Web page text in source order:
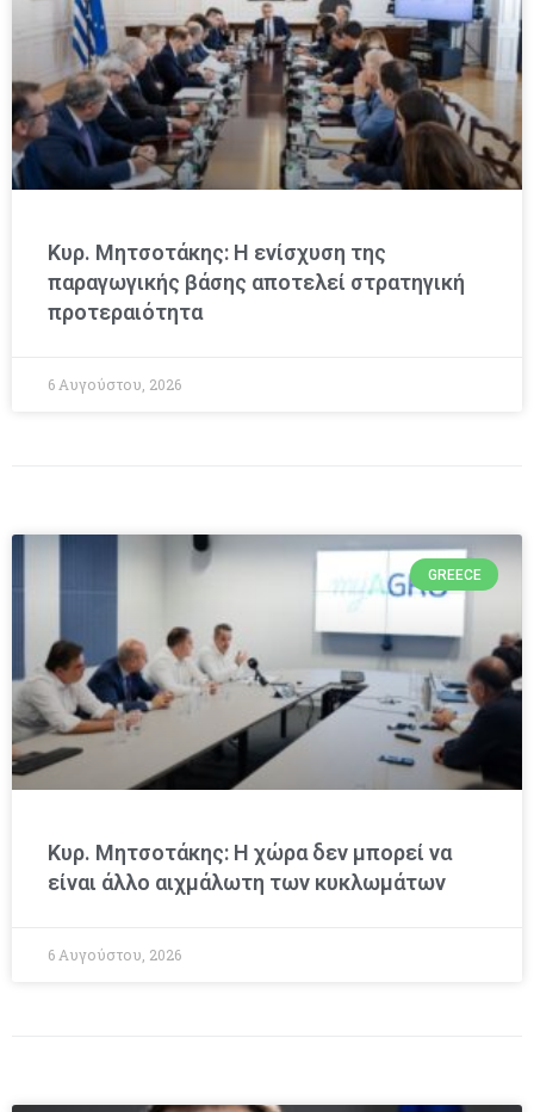
Κυρ. Μητσοτάκης: Η ενίσχυση της
παραγωγικής βάσης αποτελεί στρατηγική
προτεραιότητα
6 Αυγούστου, 2026
GREECE
Κυρ. Μητσοτάκης: Η χώρα δεν μπορεί να
είναι άλλο αιχμάλωτη των κυκλωμάτων
6 Αυγούστου, 2026